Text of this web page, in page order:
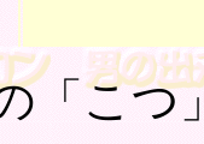
「こつ